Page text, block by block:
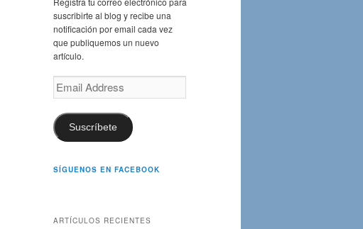
suscribirte al blog y recibe una
notificación por email cada vez
que publiquemos un nuevo
artículo.
Email
Address
Suscríbete
SÍGUENOS EN FACEBOOK
ARTÍCULOS RECIENTES